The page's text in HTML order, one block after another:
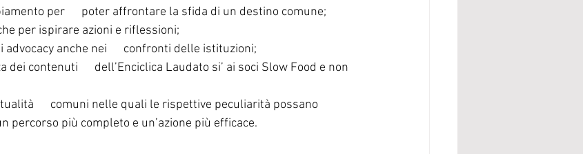
per      poter affrontare la sfida di un destino comune;
per ispirare azioni e riflessioni;
anche nei      confronti delle istituzioni;
dei contenuti      dell’Enciclica Laudato si’ ai soci Slow Food e non
comuni nelle quali le rispettive peculiarità possano
percorso più completo e un’azione più efficace.